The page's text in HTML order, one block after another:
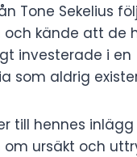
Tone Sekelius
och kände att de
investerade i en
som aldrig
till hennes
ursäkt och